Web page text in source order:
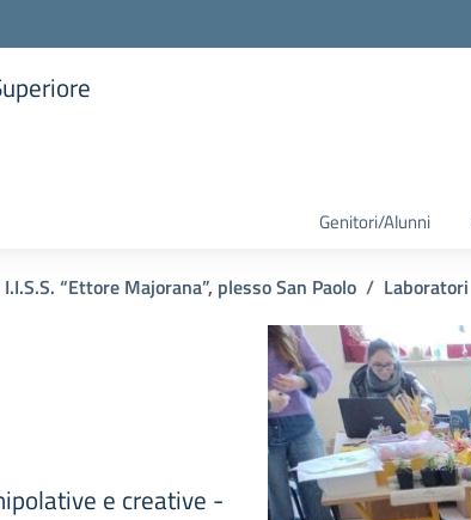
Genitori/Alunni
I.I.S.S. “Ettore Majorana”, plesso San Paolo Laboratori
e creative -